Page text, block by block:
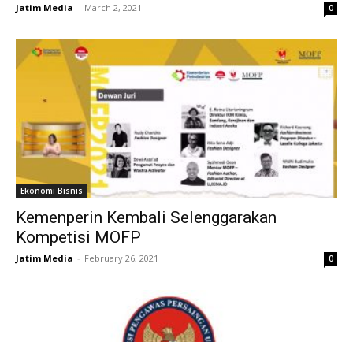
Jatim Media - March 2, 2021 0
Ekonomi Bisnis
Kemenperin Kembali Selenggarakan
Kompetisi MOFP
Jatim Media - February 26, 2021 0